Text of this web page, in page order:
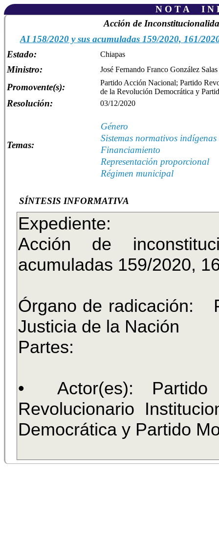
N O T A I N
Acción de
AI 158/2020 y sus acumuladas 159/2020, 161/
Estado:
Chiapas
Ministro: José Fernando Franco González Salas
Promovente(s):
Partido Acción Nacional; Partido
de la Revolución Democrática y
Resolución: 03/12/2020
Temas:
Género
Sistemas normativos indígenas
Financiamiento
Representación proporcional
Régimen municipal
SÍNTESIS INFORMATIVA